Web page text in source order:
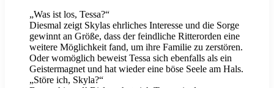
„Was ist los, Tessa?“
Diesmal zeigt Skylas ehrliches Interesse und die Sorge
gewinnt an Größe, dass der feindliche Ritterorden eine
weitere Möglichkeit fand, um ihre Familie zu zerstören.
Oder womöglich beweist Tessa sich ebenfalls als ein
Geistermagnet und hat wieder eine böse Seele am Hals.
„Störe ich, Skyla?“